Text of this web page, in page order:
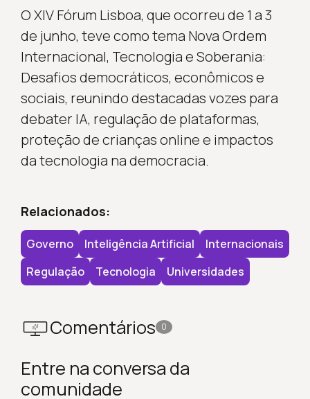
O XIV Fórum Lisboa, que ocorreu de 1 a 3
de junho, teve como tema Nova Ordem
Internacional, Tecnologia e Soberania:
Desafios democráticos, econômicos e
sociais, reunindo destacadas vozes para
debater IA, regulação de plataformas,
proteção de crianças online e impactos
da tecnologia na democracia.
Relacionados:
Governo Inteligência Artificial
Internacionais
Regulação
Tecnologia Universidades
Comentários 0
Entre na conversa da
comunidade